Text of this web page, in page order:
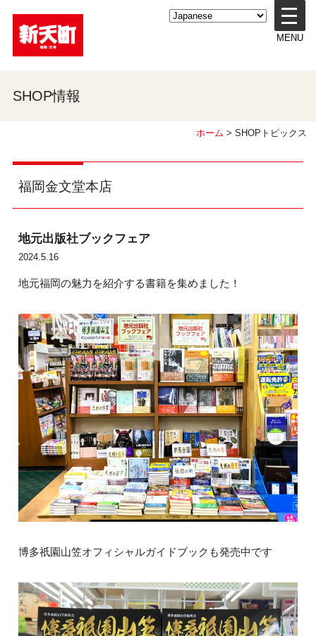
メ
ニ
ュ
MENU
SHOP情報
ホーム > SHOPトピックス
福岡金文堂本店
地元出版社ブックフェア
2024.5.16
地元福岡の魅力を紹介する書籍を集めました！
博多祇園山笠オフィシャルガイドブックも発売中です